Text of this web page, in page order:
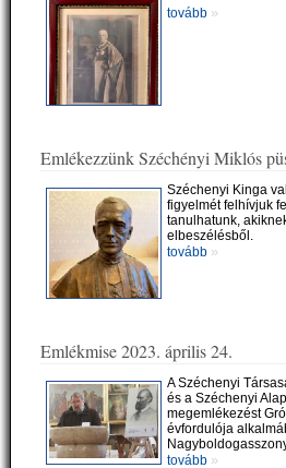
tovább »
Emlékezzünk Széchényi Miklós
Széchenyi Kinga
figyelmét felhívjuk
tanulhatunk,
elbeszélésből.
tovább »
Emlékmise 2023. április 24.
A Széchenyi
és a Széchenyi
megemlékezést
évfordulója
tovább »